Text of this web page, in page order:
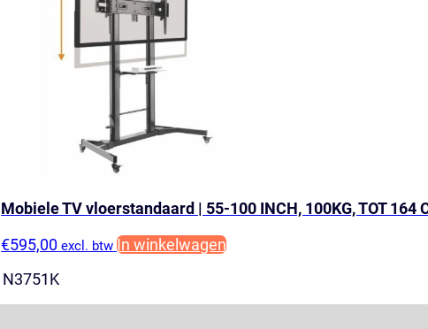
Mobiele TV vloerstandaard | 55-100 INCH, 100KG, TOT 164
€595,00 excl. btw In winkelwagen
N3751K